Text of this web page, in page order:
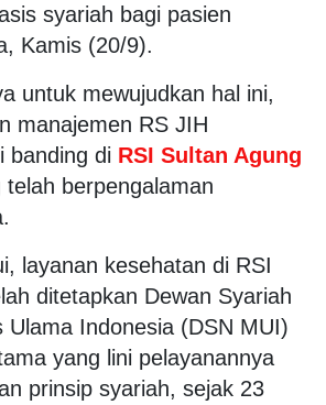
syariah bagi pasien
Kamis (20/9).
untuk mewujudkan hal ini,
manajemen RS JIH
banding di RSI Sultan Agung
berpengalaman
layanan kesehatan di RSI
ditetapkan Dewan Syariah
Ulama Indonesia (DSN MUI)
yang lini pelayanannya
prinsip syariah, sejak 23